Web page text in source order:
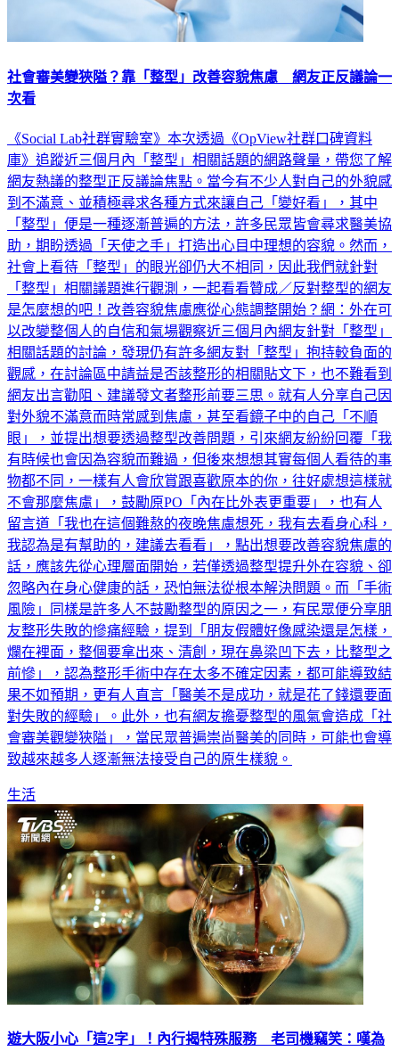
社會審美變狹隘？靠「整型」改善容貌焦慮 網友正反議論一
次看
《Social Lab社群實驗室》本次透過《OpView社群口碑資料
庫》追蹤近三個月內「整型」相關話題的網路聲量，帶您了解
網友熱議的整型正反議論焦點。當今有不少人對自己的外貌感
到不滿意、並積極尋求各種方式來讓自己「變好看」，其中
「整型」便是一種逐漸普遍的方法，許多民眾皆會尋求醫美協
助，期盼透過「天使之手」打造出心目中理想的容貌。然而，
社會上看待「整型」的眼光卻仍大不相同，因此我們就針對
「整型」相關議題進行觀測，一起看看贊成／反對整型的網友
是怎麼想的吧！改善容貌焦慮應從心態調整開始？網：外在可
以改變整個人的自信和氣場觀察近三個月內網友針對「整型」
相關話題的討論，發現仍有許多網友對「整型」抱持較負面的
觀感，在討論區中請益是否該整形的相關貼文下，也不難看到
網友出言勸阻、建議發文者整形前要三思。就有人分享自己因
對外貌不滿意而時常感到焦慮，甚至看鏡子中的自己「不順
眼」，並提出想要透過整型改善問題，引來網友紛紛回覆「我
有時候也會因為容貌而難過，但後來想想其實每個人看待的事
物都不同，一樣有人會欣賞跟喜歡原本的你，往好處想這樣就
不會那麼焦慮」，鼓勵原PO「內在比外表更重要」，也有人
留言道「我也在這個難熬的夜晚焦慮想死，我有去看身心科，
我認為是有幫助的，建議去看看」，點出想要改善容貌焦慮的
話，應該先從心理層面開始，若僅透過整型提升外在容貌、卻
忽略內在身心健康的話，恐怕無法從根本解決問題。而「手術
風險」同樣是許多人不鼓勵整型的原因之一，有民眾便分享朋
友整形失敗的慘痛經驗，提到「朋友假體好像感染還是怎樣，
爛在裡面，整個要拿出來、清創，現在鼻梁凹下去，比整型之
前慘」，認為整形手術中存在太多不確定因素，都可能導致結
果不如預期，更有人直言「醫美不是成功，就是花了錢還要面
對失敗的經驗」。此外，也有網友擔憂整型的風氣會造成「社
會審美觀變狹隘」，當民眾普遍崇尚醫美的同時，可能也會導
致越來越多人逐漸無法接受自己的原生樣貌。
生活
遊大阪小心「這2字」！內行揭特殊服務 老司機竊笑：嘆為